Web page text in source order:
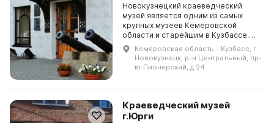
Новокузнецкий краеведческий
музей является одним из самых
крупных музеев Кемеровской
области и старейшим в Кузбассе.
Он был открыт 7 ноября 1927 года в
Кузнецке. В 1955 году музей
переехал и занял пер...
Кемеровская область - Кузбасс, г
Новокузнецк, р-н Центральный, пр-
кт Пионерский, д 24
Краеведческий музей
г.Юрги